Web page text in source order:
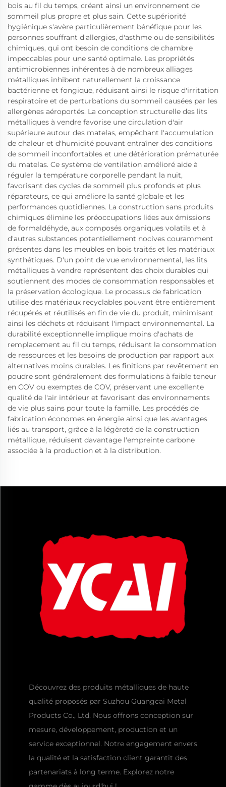
bois au fil du temps, créant ainsi un environnement de
sommeil plus propre et plus sain. Cette supériorité
hygiénique s'avère particulièrement bénéfique pour les
personnes souffrant d'allergies, d'asthme ou de sensibilités
chimiques, qui ont besoin de conditions de chambre
impeccables pour une santé optimale. Les propriétés
antimicrobiennes inhérentes à de nombreux alliages
métalliques inhibent naturellement la croissance
bactérienne et fongique, réduisant ainsi le risque d'irritation
respiratoire et de perturbations du sommeil causées par les
allergènes aéroportés. La conception structurelle des lits
métalliques à vendre favorise une circulation d'air
supérieure autour des matelas, empêchant l'accumulation
de chaleur et d'humidité pouvant entraîner des conditions
de sommeil inconfortables et une détérioration prématurée
du matelas. Ce système de ventilation amélioré aide à
réguler la température corporelle pendant la nuit,
favorisant des cycles de sommeil plus profonds et plus
réparateurs, ce qui améliore la santé globale et les
performances quotidiennes. La construction sans produits
chimiques élimine les préoccupations liées aux émissions
de formaldéhyde, aux composés organiques volatils et à
d'autres substances potentiellement nocives couramment
présentes dans les meubles en bois traités et les matériaux
synthétiques. D'un point de vue environnemental, les lits
métalliques à vendre représentent des choix durables qui
soutiennent des modes de consommation responsables et
la préservation écologique. Le processus de fabrication
utilise des matériaux recyclables pouvant être entièrement
récupérés et réutilisés en fin de vie du produit, minimisant
ainsi les déchets et réduisant l'impact environnemental. La
durabilité exceptionnelle implique moins d'achats de
remplacement au fil du temps, réduisant la consommation
de ressources et les besoins de production par rapport aux
alternatives moins durables. Les finitions par revêtement en
poudre sont généralement des formulations à faible teneur
en COV ou exemptes de COV, préservant une excellente
qualité de l'air intérieur et favorisant des environnements
de vie plus sains pour toute la famille. Les procédés de
fabrication économes en énergie ainsi que les avantages
liés au transport, grâce à la légèreté de la construction
métallique, réduisent davantage l'empreinte carbone
associée à la production et à la distribution.
Découvrez des produits métalliques de haute
qualité proposés par Suzhou Guangcai Metal
Products Co., Ltd. Nous offrons conception sur
mesure, développement, production et un
service exceptionnel. Notre engagement envers
la qualité et la satisfaction client garantit des
partenariats à long terme. Explorez notre